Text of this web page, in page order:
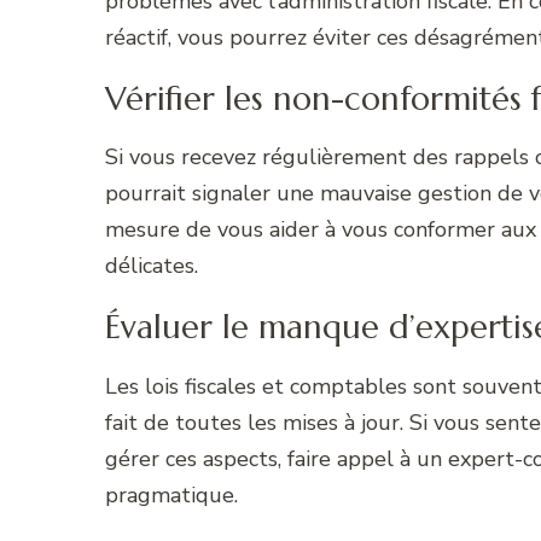
réactif, vous pourrez éviter ces
Vérifier les non-conformités
Si vous recevez régulièrement des
pourrait signaler une mauvaise gestion
mesure de vous aider à vous conformer
délicates.
Évaluer le manque
Les lois fiscales et comptables sont
fait de toutes les mises à jour. Si vous
gérer ces aspects, faire appel à un expert-
pragmatique.